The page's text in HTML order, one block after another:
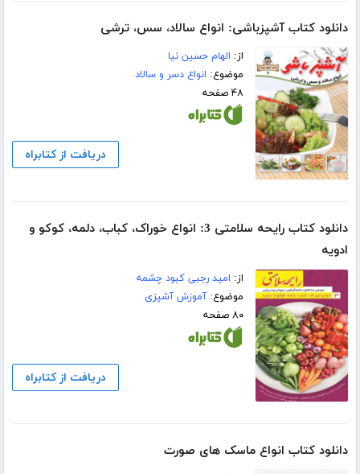
دانلود کتاب آشپزباشی: انواع سالاد، سس، ترشى
از: الهام حسین نیا
موضوع: انواع دسر و سالاد
۴۸ صفحه
دریافت از کتابراه
دانلود کتاب رایحه سلامتی 3: انواع خوراک، کباب، دلمه، کوکو و
ادویه
از: امید رجبی کبود چشمه
موضوع:آموزش آشپزی
۸۰ صفحه
دریافت از کتابراه
دانلود کتاب انواع ماسک های صورت